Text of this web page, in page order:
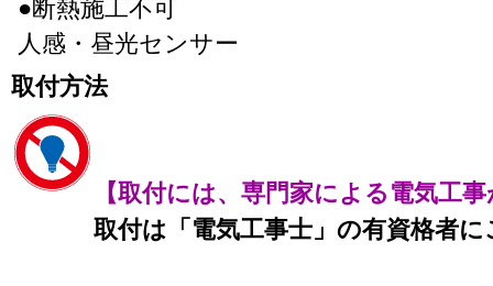
●断熱施工不可
人感・昼光センサー
取付方法
【取付には、専門家による電気工
取付は「電気工事士」の有資格者